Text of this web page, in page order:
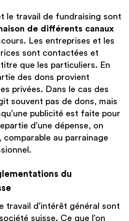
le travail de fundraising sont
de différents canaux
Les entreprises et les
sont contactées et
que les particuliers. En
des dons provient
privées. Dans le cas des
souvent pas de dons, mais
publicité est faite pour
d’une dépense, on
comparable au parrainage
du
travail d’intérêt général sont
suisse. Ce que l’on